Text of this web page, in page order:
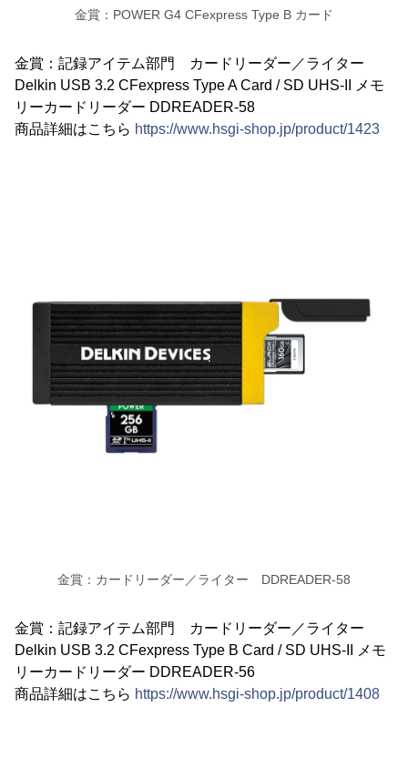
金賞：POWER G4 CFexpress Type B カード
金賞：記録アイテム部門 カードリーダー／ライター
Delkin USB 3.2 CFexpress Type A Card / SD UHS-II メモ
リーカードリーダー DDREADER-58
商品詳細はこちら https://www.hsgi-shop.jp/product/1423
金賞：カードリーダー／ライター DDREADER-58
金賞：記録アイテム部門 カードリーダー／ライター
Delkin USB 3.2 CFexpress Type B Card / SD UHS-II メモ
リーカードリーダー DDREADER-56
商品詳細はこちら https://www.hsgi-shop.jp/product/1408